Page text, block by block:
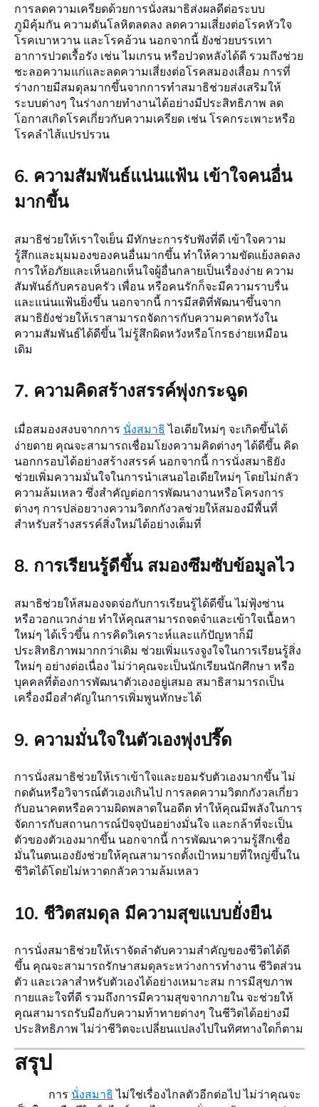
การลดความเครียดด้วยการนั่งสมาธิส่งผลดีต่อระบบ
ภูมิคุ้มกัน ความดันโลหิตลดลง ลดความเสี่ยงต่อโรคหัวใจ
โรคเบาหวาน และโรคอ้วน นอกจากนี้ ยังช่วยบรรเทา
อาการปวดเรื้อรัง เช่น ไมเกรน หรือปวดหลังได้ดี รวมถึงช่วย
ชะลอความแก่และลดความเสี่ยงต่อโรคสมองเสื่อม การที่
ร่างกายมีสมดุลมากขึ้นจากการทำสมาธิช่วยส่งเสริมให้
ระบบต่างๆ ในร่างกายทำงานได้อย่างมีประสิทธิภาพ ลด
โอกาสเกิดโรคเกี่ยวกับความเครียด เช่น โรคกระเพาะหรือ
โรคลำไส้แปรปรวน
6. ความสัมพันธ์แน่นแฟ้น เข้าใจคนอื่น
มากขึ้น
สมาธิช่วยให้เราใจเย็น มีทักษะการรับฟังที่ดี เข้าใจความ
รู้สึกและมุมมองของคนอื่นมากขึ้น ทำให้ความขัดแย้งลดลง
การให้อภัยและเห็นอกเห็นใจผู้อื่นกลายเป็นเรื่องง่าย ความ
สัมพันธ์กับครอบครัว เพื่อน หรือคนรักก็จะมีความราบรื่น
และแน่นแฟ้นยิ่งขึ้น นอกจากนี้ การมีสติที่พัฒนาขึ้นจาก
สมาธิยังช่วยให้เราสามารถจัดการกับความคาดหวังใน
ความสัมพันธ์ได้ดีขึ้น ไม่รู้สึกผิดหวังหรือโกรธง่ายเหมือน
เดิม
7. ความคิดสร้างสรรค์พุ่งกระฉูด
เมื่อสมองสงบจากการ นั่งสมาธิ ไอเดียใหม่ๆ จะเกิดขึ้นได้
ง่ายดาย คุณจะสามารถเชื่อมโยงความคิดต่างๆ ได้ดีขึ้น คิด
นอกกรอบได้อย่างสร้างสรรค์ นอกจากนี้ การนั่งสมาธิยัง
ช่วยเพิ่มความมั่นใจในการนำเสนอไอเดียใหม่ๆ โดยไม่กลัว
ความล้มเหลว ซึ่งสำคัญต่อการพัฒนางานหรือโครงการ
ต่างๆ การปล่อยวางความวิตกกังวลช่วยให้สมองมีพื้นที่
สำหรับสร้างสรรค์สิ่งใหม่ได้อย่างเต็มที่
8. การเรียนรู้ดีขึ้น สมองซึมซับข้อมูลไว
สมาธิช่วยให้สมองจดจ่อกับการเรียนรู้ได้ดีขึ้น ไม่ฟุ้งซ่าน
หรือวอกแวกง่าย ทำให้คุณสามารถจดจำและเข้าใจเนื้อหา
ใหม่ๆ ได้เร็วขึ้น การคิดวิเคราะห์และแก้ปัญหาก็มี
ประสิทธิภาพมากกว่าเดิม ช่วยเพิ่มแรงจูงใจในการเรียนรู้สิ่ง
ใหม่ๆ อย่างต่อเนื่อง ไม่ว่าคุณจะเป็นนักเรียนนักศึกษา หรือ
บุคคลที่ต้องการพัฒนาตัวเองอยู่เสมอ สมาธิสามารถเป็น
เครื่องมือสำคัญในการเพิ่มพูนทักษะได้
9. ความมั่นใจในตัวเองพุ่งปรี๊ด
การนั่งสมาธิช่วยให้เราเข้าใจและยอมรับตัวเองมากขึ้น ไม่
กดดันหรือวิจารณ์ตัวเองเกินไป การลดความวิตกกังวลเกี่ยว
กับอนาคตหรือความผิดพลาดในอดีต ทำให้คุณมีพลังในการ
จัดการกับสถานการณ์ปัจจุบันอย่างมั่นใจ และกล้าที่จะเป็น
ตัวของตัวเองมากขึ้น นอกจากนี้ การพัฒนาความรู้สึกเชื่อ
มั่นในตนเองยังช่วยให้คุณสามารถตั้งเป้าหมายที่ใหญ่ขึ้นใน
ชีวิตได้โดยไม่หวาดกลัวความล้มเหลว
10. ชีวิตสมดุล มีความสุขแบบยั่งยืน
การนั่งสมาธิช่วยให้เราจัดลำดับความสำคัญของชีวิตได้ดี
ขึ้น คุณจะสามารถรักษาสมดุลระหว่างการทำงาน ชีวิตส่วน
ตัว และเวลาสำหรับตัวเองได้อย่างเหมาะสม การมีสุขภาพ
กายและใจที่ดี รวมถึงการมีความสุขจากภายใน จะช่วยให้
คุณสามารถรับมือกับความท้าทายต่างๆ ในชีวิตได้อย่างมี
ประสิทธิภาพ ไม่ว่าชีวิตจะเปลี่ยนแปลงไปในทิศทางใดก็ตาม
สรุป
การ นั่งสมาธิ ไม่ใช่เรื่องไกลตัวอีกต่อไป ไม่ว่าคุณจะ